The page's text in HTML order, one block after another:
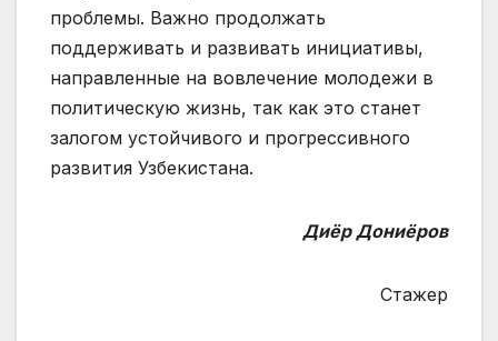
проблемы. Важно продолжать
поддерживать и развивать инициативы,
направленные на вовлечение молодежи в
политическую жизнь, так как это станет
залогом устойчивого и прогрессивного
развития Узбекистана.
Диёр Дониёров
Стажер